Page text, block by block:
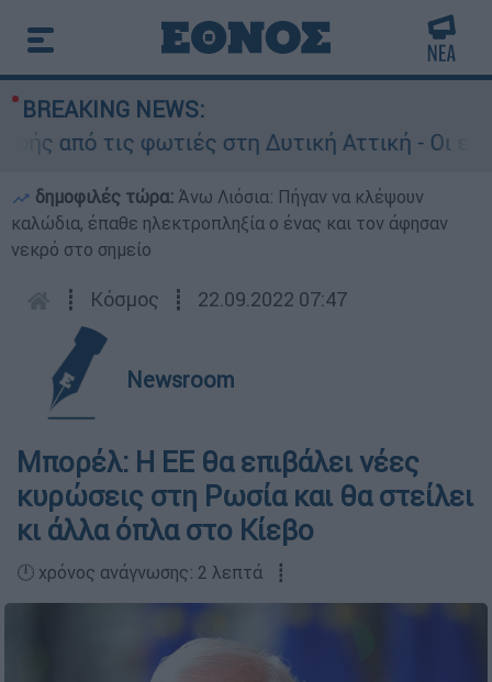
BREAKING NEWS:
από τις φωτιές στη Δυτική Αττική - Οι
δημοφιλές τώρα: Άνω Λιόσια: Πήγαν να κλέψουν
καλώδια, έπαθε ηλεκτροπληξία ο ένας και τον άφησαν
νεκρό στο σημείο
┋ Κόσμος ┋ 22.09.2022 07:47
Newsroom
Μπορέλ: Η ΕΕ θα επιβάλει νέες
κυρώσεις στη Ρωσία και θα στείλει
κι άλλα όπλα στο Κίεβο
🕛 χρόνος ανάγνωσης: 2 λεπτά ┋